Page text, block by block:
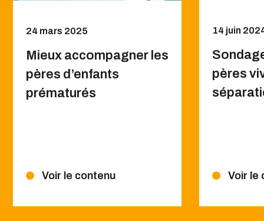
24 mars 2025
Mieux accompagner les
pères d’enfants
prématurés
Voir le contenu
14 juin
pères
Voir le